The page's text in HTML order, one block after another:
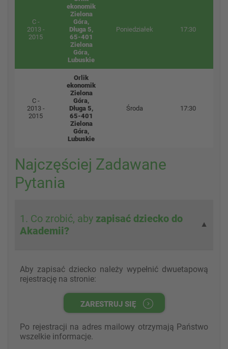
C -
2013 -
2015
ekonomik
Zielona
Góra,
Długa 5,
65-401
Zielona
Góra,
Lubuskie
Poniedziałek 17:30
C -
2013 -
2015
Orlik
ekonomik
Zielona
Góra,
Długa 5,
65-401
Zielona
Góra,
Lubuskie
Środa 17:30
Najczęściej Zadawane
Pytania
1. Co zrobić, aby zapisać dziecko do
Akademii?
▼
Aby zapisać dziecko należy wypełnić dwuetapową
rejestrację na stronie:
ZARESTRUJ SIĘ
Po rejestracji na adres mailowy otrzymają Państwo
wszelkie informacje.